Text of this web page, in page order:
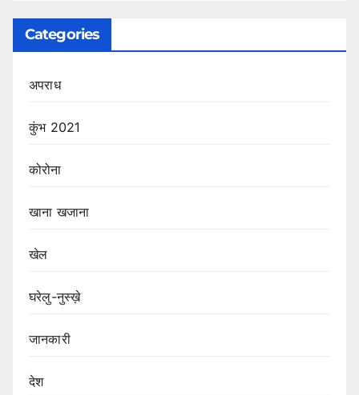
Categories
अपराध
कुंभ 2021
कोरोना
खाना खजाना
खेल
घरेलु-नुस्ख़े
जानकारी
देश